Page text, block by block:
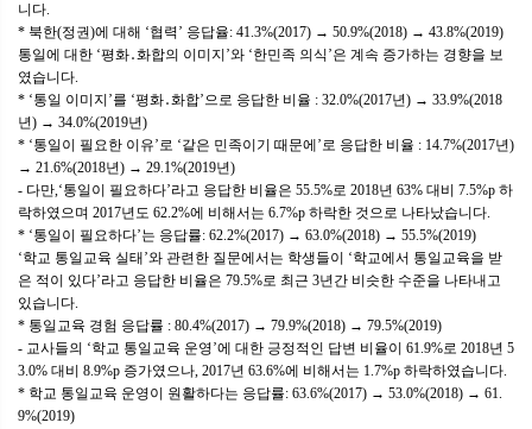
니다.
* 북한(정권)에 대해 ‘협력’ 응답율: 41.3%(2017) → 50.9%(2018) → 43.8%(2019)
통일에 대한 ‘평화․화합의 이미지’와 ‘한민족 의식’은 계속 증가하는 경향을 보
였습니다.
* ‘통일 이미지’를 ‘평화․화합’으로 응답한 비율 : 32.0%(2017년) → 33.9%(2018
년) → 34.0%(2019년)
* ‘통일이 필요한 이유’로 ‘같은 민족이기 때문에’로 응답한 비율 : 14.7%(2017년)
→ 21.6%(2018년) → 29.1%(2019년)
- 다만,‘통일이 필요하다’라고 응답한 비율은 55.5%로 2018년 63% 대비 7.5%p 하
락하였으며 2017년도 62.2%에 비해서는 6.7%p 하락한 것으로 나타났습니다.
* ‘통일이 필요하다’는 응답률: 62.2%(2017) → 63.0%(2018) → 55.5%(2019)
‘학교 통일교육 실태’와 관련한 질문에서는 학생들이 ‘학교에서 통일교육을 받
은 적이 있다’라고 응답한 비율은 79.5%로 최근 3년간 비슷한 수준을 나타내고
있습니다.
* 통일교육 경험 응답률 : 80.4%(2017) → 79.9%(2018) → 79.5%(2019)
- 교사들의 ‘학교 통일교육 운영’에 대한 긍정적인 답변 비율이 61.9%로 2018년 5
3.0% 대비 8.9%p 증가였으나, 2017년 63.6%에 비해서는 1.7%p 하락하였습니다.
* 학교 통일교육 운영이 원활하다는 응답률: 63.6%(2017) → 53.0%(2018) → 61.
9%(2019)